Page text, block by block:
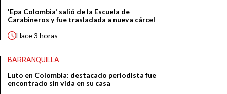
'Epa Colombia' salió de la Escuela de
Carabineros y fue trasladada a nueva cárcel
Hace3 horas
BARRANQUILLA
Luto en Colombia: destacado periodista fue
encontrado sin vida en su casa